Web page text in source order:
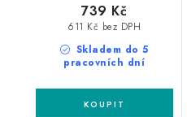
Skladem do 5
pracovních dní
611 Kč bez DPH
739 Kč